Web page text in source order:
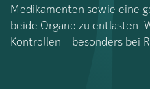
Medikamenten sowie eine
beide Organe zu entlasten.
Kontrollen – besonders bei